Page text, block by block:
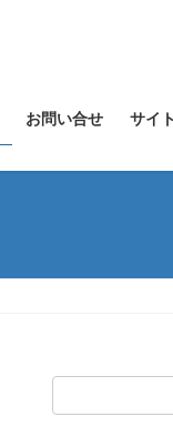
お問い合せ サイ